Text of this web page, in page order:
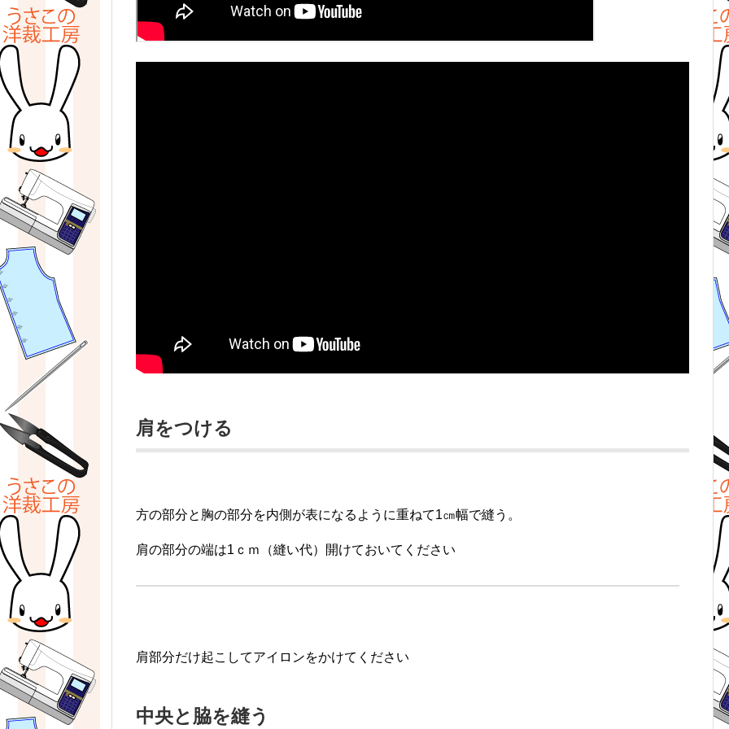
肩をつける
方の部分と胸の部分を内側が表になるように重ねて1㎝幅で縫う。
肩の部分の端は1ｃｍ（縫い代）開けておいてください
肩部分だけ起こしてアイロンをかけてください
中央と脇を縫う